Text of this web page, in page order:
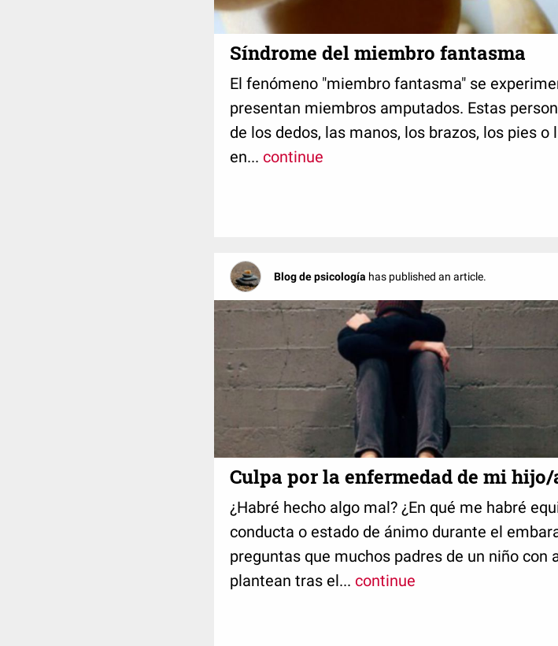
Síndrome del miembro fantasma
El fenómeno "miembro fantasma" se
presentan miembros amputados. Estas
de los dedos, las manos, los brazos, los pies
en... continue
Blog de psicología has published an article.
Culpa por la enfermedad de mi hijo/
¿Habré hecho algo mal? ¿En qué me habré
conducta o estado de ánimo durante el
preguntas que muchos padres de un niño
plantean tras el... continue